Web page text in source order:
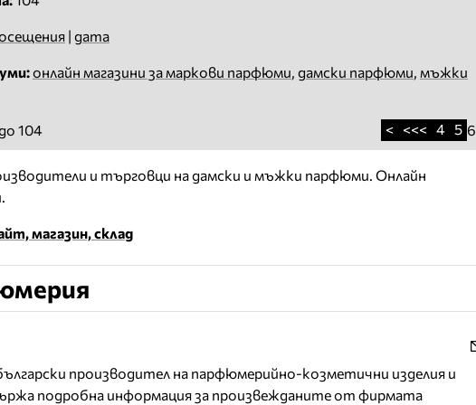
| дата
онлайн магазини за маркови парфюми, дамски парфюми, мъжки
104 < <<< 4 5 6
и търговци на дамски и мъжки парфюми. Онлайн
магазин, склад
производител на парфюмерийно-козметични изделия и
подробна информация за произвежданите от фирмата